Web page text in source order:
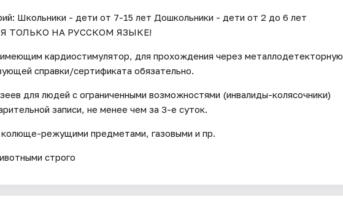
Школьники - дети от 7-15 лет Дошкольники - дети от 2 до 6 лет
ТОЛЬКО НА РУССКОМ ЯЗЫКЕ!
кардиостимулятор, для прохождения через металлодетекторную
справки/сертификата обязательно.
для людей с ограниченными возможностями (инвалиды-колясочники)
записи, не менее чем за 3-е суток.
режущими предметами, газовыми и пр.
строго